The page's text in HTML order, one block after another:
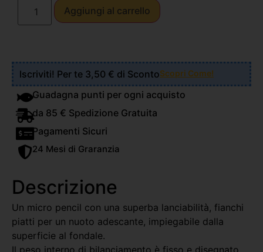
Aggiungi al carrello
Iscriviti! Per te 3,50 € di ScontoScopri Come!
Guadagna punti per ogni acquisto
da 85 € Spedizione Gratuita
Pagamenti Sicuri
24 Mesi di Graranzia
Descrizione
Un micro pencil con una superba lanciabilità, fianchi
piatti per un nuoto adescante, impiegabile dalla
superficie al fondale.
Il peso interno di bilanciamento è fisso e disegnato